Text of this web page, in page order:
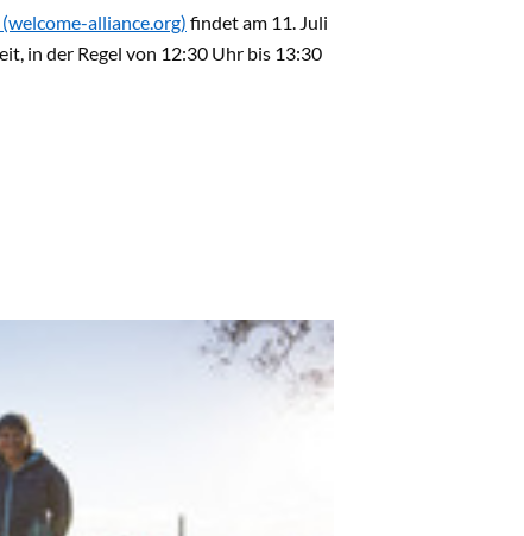
alliance.org) findet am 11. Juli
in der Regel von 12:30 Uhr bis 13:30